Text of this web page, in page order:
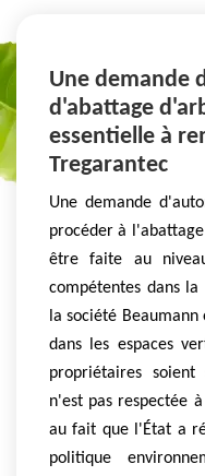
Une demande
d'abattage
essentielle à
Tregarantec
Une demande
procéder à
être faite au
compétentes dans
la société
dans les espaces
propriétaires soient
n'est pas respectée
au fait que l'État a
politique